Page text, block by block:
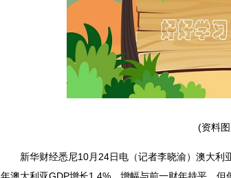
(资料
新华财经悉尼10月24日电（记者李晓渝）澳大